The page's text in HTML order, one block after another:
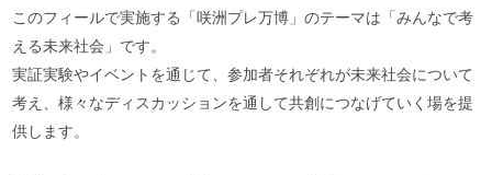
このフィールで実施する「咲洲プレ万博」のテーマは「みんなで考
える未来社会」です。
実証実験やイベントを通じて、参加者それぞれが未来社会について
考え、様々なディスカッションを通して共創につなげていく場を提
供します。